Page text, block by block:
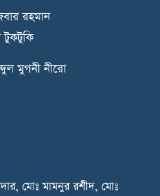
রহমান
টুকটুকি
মুগনী নীরো
মোঃ মামনুর রশীদ, মোঃ